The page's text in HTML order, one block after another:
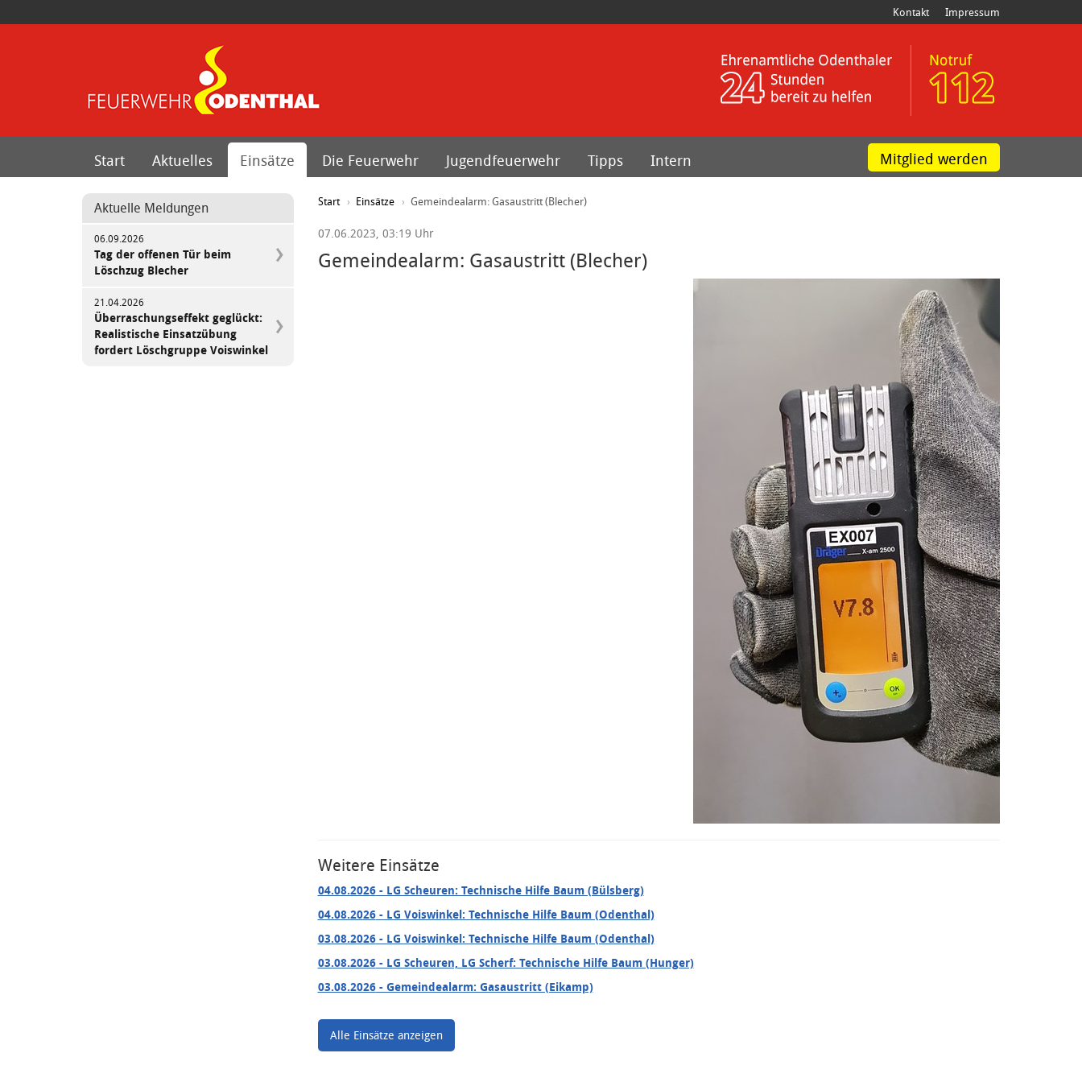
Kontakt Impressum
Start Aktuelles Einsätze Die Feuerwehr Jugendfeuerwehr Tipps Intern Mitglied werden
Start Einsätze Gemeindealarm: Gasaustritt (Blecher)
07.06.2023, 03:19 Uhr
Gemeindealarm: Gasaustritt (Blecher)
Weitere Einsätze
04.08.2026- LG Scheuren: Technische Hilfe Baum (Bülsberg)
04.08.2026- LG Voiswinkel: Technische Hilfe Baum (Odenthal)
03.08.2026- LG Voiswinkel: Technische Hilfe Baum (Odenthal)
03.08.2026- LG Scheuren, LG Scherf: Technische Hilfe Baum (Hunger)
03.08.2026- Gemeindealarm: Gasaustritt (Eikamp)
Alle Einsätze anzeigen
Aktuelle Meldungen
06.09.2026
Tag der offenen Tür beim
Löschzug Blecher
21.04.2026
Überraschungseffekt geglückt:
Realistische Einsatzübung
fordert Löschgruppe Voiswinkel